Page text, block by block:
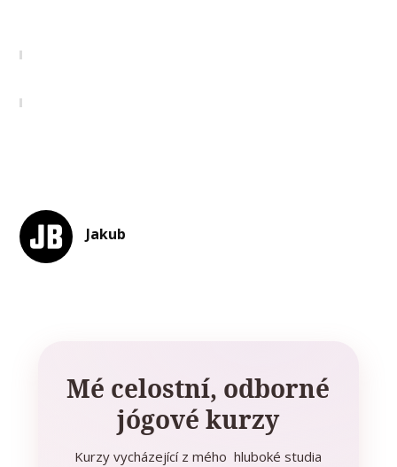
Jakub
Mé celostní, odborné
jógové kurzy
Kurzy vycházející z mého hluboké studia